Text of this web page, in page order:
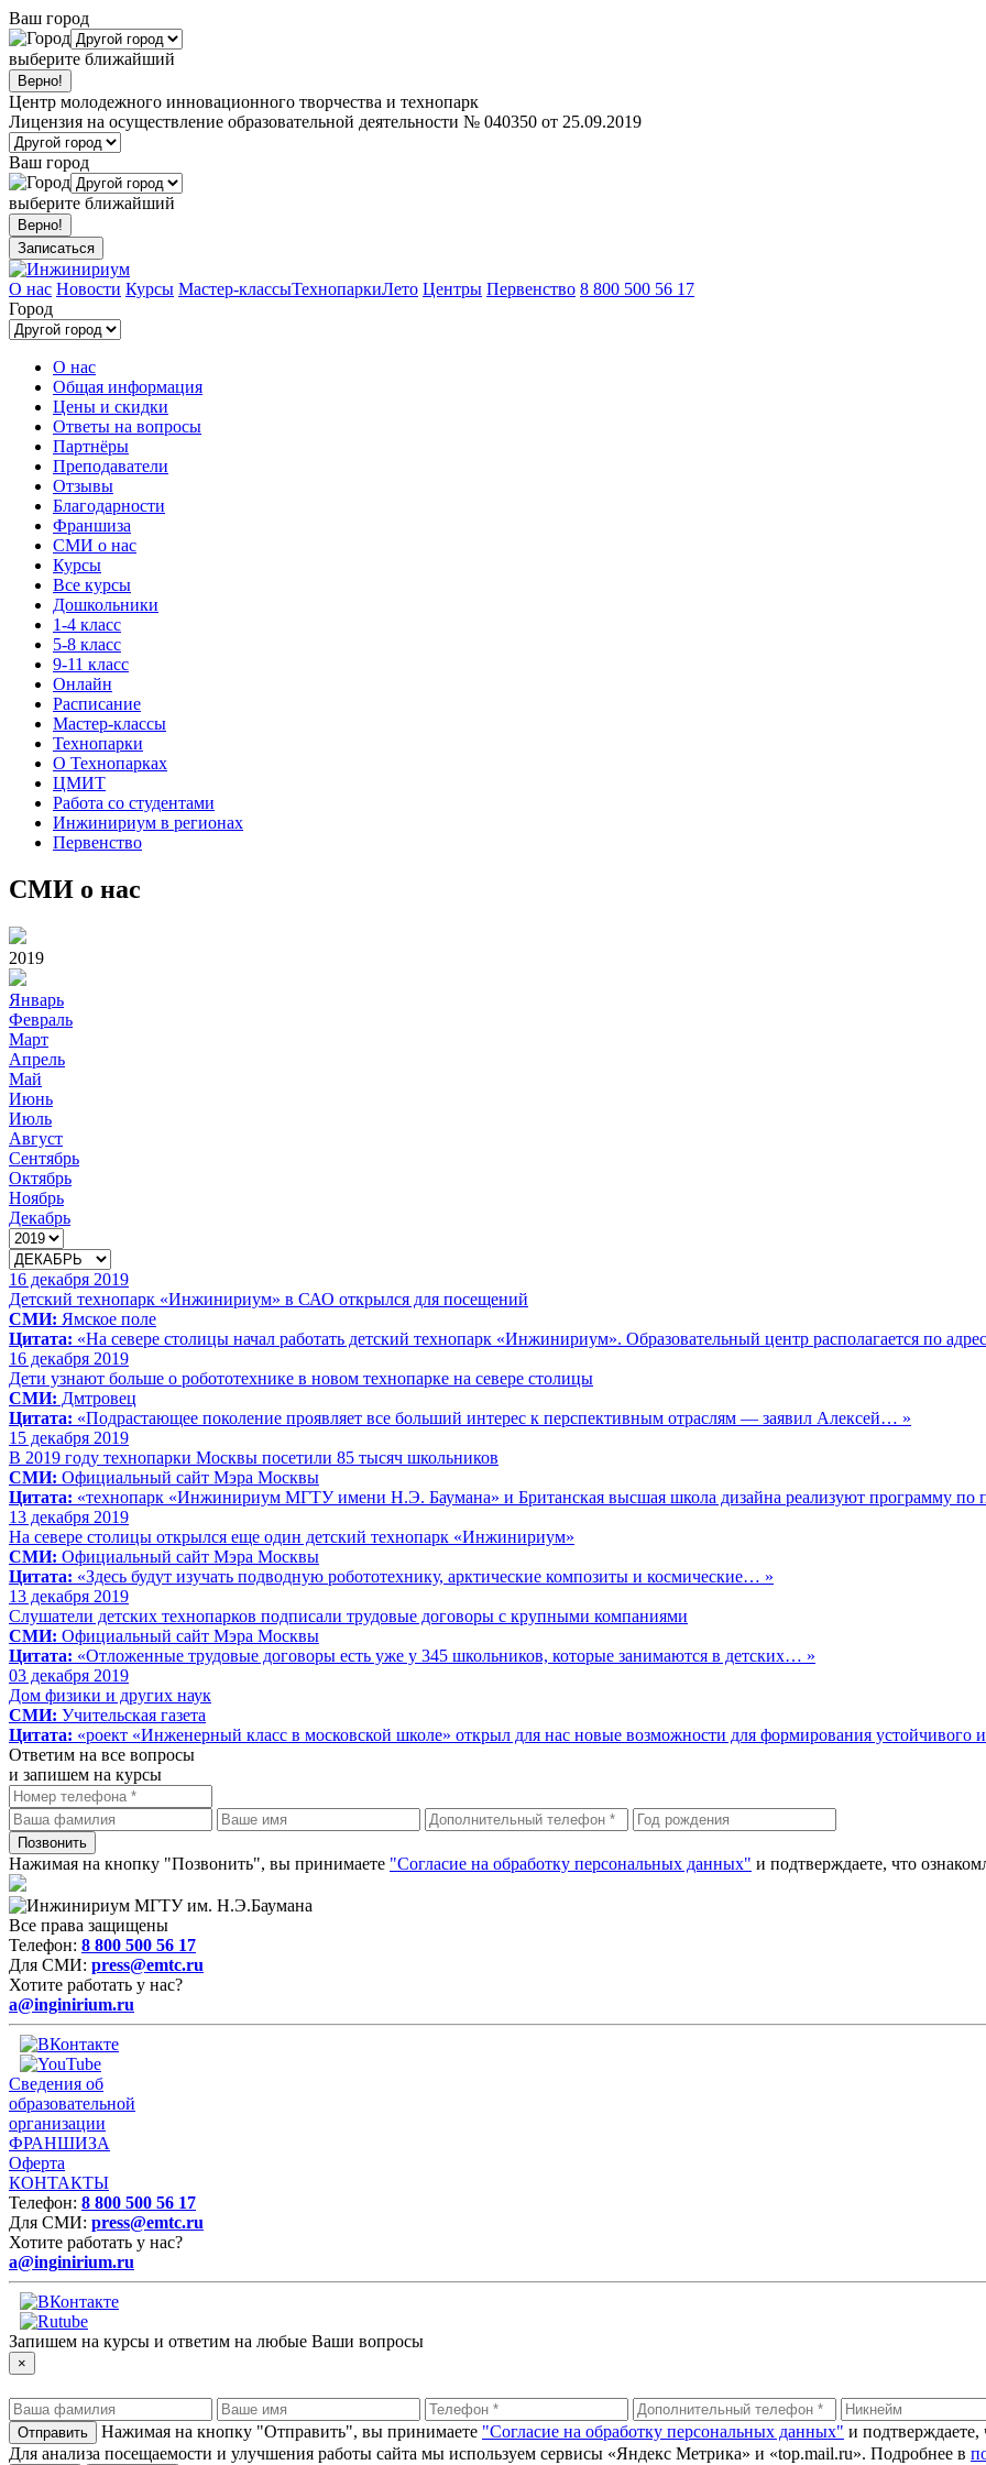
Ваш город
выберите ближайший
Центр молодежного инновационного творчества и технопарк
Лицензия на осуществление образовательной деятельности № 040350 от 25.09.2019
Ваш город
выберите ближайший
Записаться
О нас Новости Курсы Мастер-классыТехнопаркиЛето Центры Первенство 8 800 500 56 17
Город
О нас
Общая информация
Цены и скидки
Ответы на вопросы
Партнёры
Преподаватели
Отзывы
Благодарности
Франшиза
СМИ о нас
Курсы
Все курсы
Дошкольники
1-4 класс
5-8 класс
9-11 класс
Онлайн
Расписание
Мастер-классы
Технопарки
О Технопарках
ЦМИТ
Работа со студентами
Инжинириум в регионах
Первенство
СМИ о нас
2019
Январь
Февраль
Март
Апрель
Май
Июнь
Июль
Август
Сентябрь
Октябрь
Ноябрь
Декабрь
16 декабря 2019
Детский технопарк «Инжинириум» в САО открылся для посещений
СМИ: Ямское поле
Цитата: «На севере столицы начал работать детский технопарк «Инжинириум». Образовательный центр располагается по
16 декабря 2019
Дети узнают больше о робототехнике в новом технопарке на севере столицы
СМИ: Дмтровец
Цитата: «Подрастающее поколение проявляет все больший интерес к перспективным отраслям — заявил Алексей… »
15 декабря 2019
В 2019 году технопарки Москвы посетили 85 тысяч школьников
СМИ: Официальный сайт Мэра Москвы
Цитата: «технопарк «Инжинириум МГТУ имени Н.Э. Баумана» и Британская высшая школа дизайна реализуют программу
13 декабря 2019
На севере столицы открылся еще один детский технопарк «Инжинириум»
СМИ: Официальный сайт Мэра Москвы
Цитата: «Здесь будут изучать подводную робототехнику, арктические композиты и космические… »
13 декабря 2019
Слушатели детских технопарков подписали трудовые договоры с крупными компаниями
СМИ: Официальный сайт Мэра Москвы
Цитата: «Отложенные трудовые договоры есть уже у 345 школьников, которые занимаются в детских… »
03 декабря 2019
Дом физики и других наук
СМИ: Учительская газета
Цитата: «роект «Инженерный класс в московской школе» открыл для нас новые возможности для формирования устойчивого
Ответим на все вопросы
и запишем на курсы
Нажимая на кнопку "Позвонить", вы принимаете "Согласие на обработку персональных данных" и подтверждаете, что
Все права защищены
Телефон: 8 800 500 56 17
Для СМИ: press@emtc.ru
Хотите работать у нас?
a@inginirium.ru
Сведения об
образовательной
организации
ФРАНШИЗА
Оферта
КОНТАКТЫ
Телефон: 8 800 500 56 17
Для СМИ: press@emtc.ru
Хотите работать у нас?
a@inginirium.ru
Запишем на курсы и ответим на любые Ваши вопросы
×
Нажимая на кнопку "Отправить", вы принимаете "Согласие на обработку персональных данных" и подтверждаете,
Для анализа посещаемости и улучшения работы сайта мы используем сервисы «Яндекс Метрика» и «top.mail.ru». Подробнее в